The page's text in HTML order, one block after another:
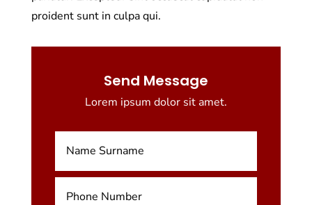
proident sunt in culpa qui.
Send Message
Lorem ipsum dolor sit amet.